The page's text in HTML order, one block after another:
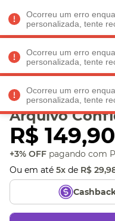
Ocorreu um erro
personalizada, tente
Ocorreu um erro
personalizada, tente
Ocorreu um erro
personalizada, tente
Faltam
Veja produtos
Porta-Retrato
Arquivo
R$ 149,90
+3% OFF pagando com
Ou em até 5x de R$ 29,